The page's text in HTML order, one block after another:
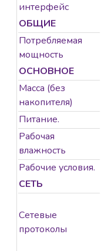
интерфейс
ОБЩИЕ
Потребляемая
мощность
ОСНОВНОЕ
Масса (без
накопителя)
Питание.
Рабочая
влажность
Рабочие условия.
СЕТЬ
Сетевые
протоколы